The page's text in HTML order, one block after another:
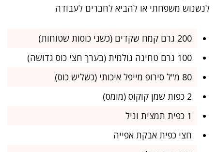
לנשנוש משפחתי או להביא לחברים לעבודה
200 גרם קמח שקדים (כשני כוסות שטוחות)
100 גרם טחינה גולמית (בערך חצי כוס גדושה)
80 מ"ל סירופ מייפל איכותי (כשליש כוס)
2 כפות שמן קוקוס (מומס)
1 כפית תמצית וניל
חצי כפית אבקת אפייה